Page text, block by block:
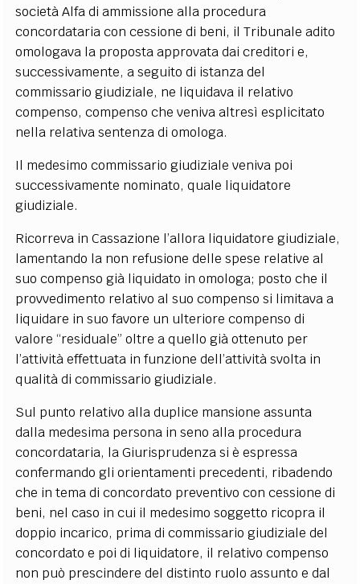
società Alfa di ammissione alla procedura
concordataria con cessione di beni, il Tribunale adito
omologava la proposta approvata dai creditori e,
successivamente, a seguito di istanza del
commissario giudiziale, ne liquidava il relativo
compenso, compenso che veniva altresì esplicitato
nella relativa sentenza di omologa.
Il medesimo commissario giudiziale veniva poi
successivamente nominato, quale liquidatore
giudiziale.
Ricorreva in Cassazione l’allora liquidatore giudiziale,
lamentando la non refusione delle spese relative al
suo compenso già liquidato in omologa; posto che il
provvedimento relativo al suo compenso si limitava a
liquidare in suo favore un ulteriore compenso di
valore “residuale” oltre a quello già ottenuto per
l’attività effettuata in funzione dell’attività svolta in
qualità di commissario giudiziale.
Sul punto relativo alla duplice mansione assunta
dalla medesima persona in seno alla procedura
concordataria, la Giurisprudenza si è espressa
confermando gli orientamenti precedenti, ribadendo
che in tema di concordato preventivo con cessione di
beni, nel caso in cui il medesimo soggetto ricopra il
doppio incarico, prima di commissario giudiziale del
concordato e poi di liquidatore, il relativo compenso
non può prescindere del distinto ruolo assunto e dal